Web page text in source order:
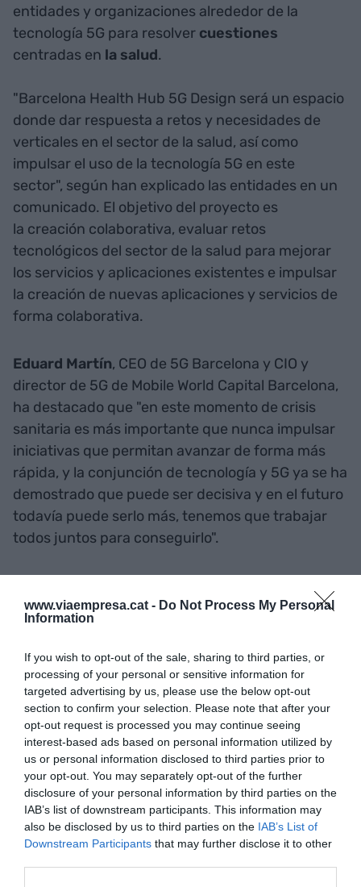
www.viaempresa.cat - Do Not Process My Personal
Information
If you wish to opt-out of the sale, sharing to third parties, or
processing of your personal or sensitive information for
targeted advertising by us, please use the below opt-out
section to confirm your selection. Please note that after your
opt-out request is processed you may continue seeing
interest-based ads based on personal information utilized by
us or personal information disclosed to third parties prior to
your opt-out. You may separately opt-out of the further
disclosure of your personal information by third parties on the
IAB’s list of downstream participants. This information may
also be disclosed by us to third parties on the IAB’s List of
Downstream Participants that may further disclose it to other
entidades y organizaciones alrededor de la
tecnología 5G para resolver cuestiones
centradas en la salud.
"Barcelona Health Hub 5G Design será un espacio
donde dar respuesta a retos y necesidades de
verticales en el sector de la salud, así como
impulsar el uso de la tecnología 5G en este
sector", según han explicado las entidades en un
comunicado. El objetivo del proyecto es
la creación colaborativa, evaluar retos
tecnológicos del sector de la salud para mejorar
los servicios y aplicaciones existentes e impulsar
la creación de nuevas aplicaciones y servicios de
forma colaborativa.
Eduard Martín, CEO de 5G Barcelona y CIO y
director de 5G de Mobile World Capital Barcelona,
ha destacado que "en este momento de crisis
sanitaria es más importante que nunca impulsar
iniciativas que permitan avanzar de forma más
rápida, y la conjunción de tecnología y 5G ya se ha
demostrado que puede ser decisiva y en el futuro
todavía puede serlo más, tenemos que trabajar
todos juntos para conseguirlo".
Health Hub & Community of Insurance, ha
siempre ha sido uno de nuestros objetivos
estratégicos y encaja perfectamente en nuestra
hoja de ruta para traer la atención médica al
siguiente nivel y tener un impacto real en los
sistemas de atención médica".
AñadirVIA Empresacomo fuente preferida
de Google de forma gratuita
Mantente informado con las últimas noticias de
actualidad
ACTIVAR AHORA